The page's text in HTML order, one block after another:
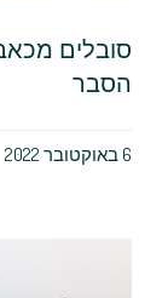
סובלים מכאבי
הסבר